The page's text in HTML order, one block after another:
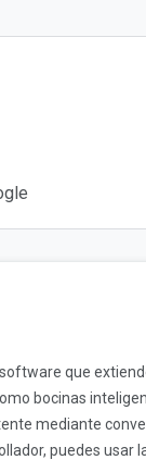
que
bocinas
mediante
puedes usar